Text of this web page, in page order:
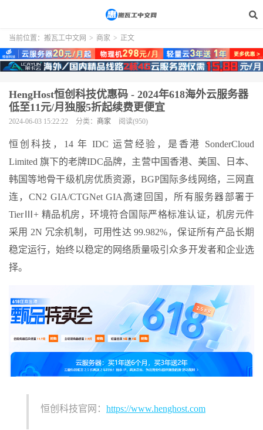
当前位置： 搬瓦工中文网 > 商家 > 正文
HengHost恒创科技优惠码 - 2024年618海外云服务器
低至11元/月独服5折起续费更便宜
2024-06-03 15:22:22 分类： 商家 阅读(950)
恒创科技，14 年 IDC 运营经验，是香港 SonderCloud
Limited 旗下的老牌IDC品牌，主营中国香港、美国、日本、
韩国等地骨干级机房优质资源，BGP国际多线网络，三网直
连，CN2 GIA/CTGNet GIA高速回国，所有服务器部署于
TierⅢ+ 精品机房，环境符合国际严格标准认证，机房元件
采用 2N 冗余机制，可用性达 99.982%，保证所有产品长期
稳定运行，始终以稳定的网络质量吸引众多开发者和企业选
择。
恒创科技官网： https://www.henghost.com